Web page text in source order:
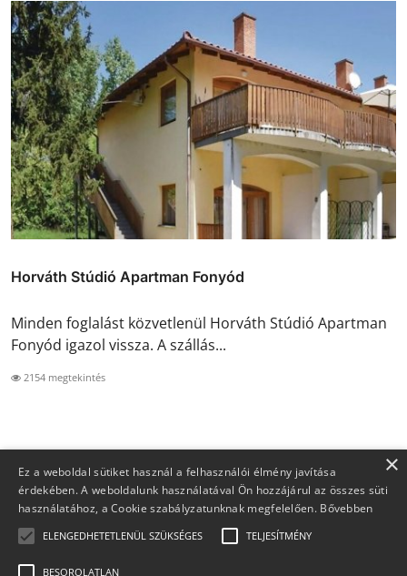
Horváth Stúdió Apartman Fonyód
Minden foglalást közvetlenül Horváth Stúdió Apartman
Fonyód igazol vissza. A szállás...
2154 megtekintés
×
Ez a weboldal sütiket használ a felhasználói élmény javítása
érdekében. A weboldalunk használatával Ön hozzájárul az összes süti
használatához, a Cookie szabályzatunknak megfelelően. Bővebben
ELENGEDHETETLENÜL SZÜKSÉGES TELJESÍTMÉNY
BESOROLATLAN